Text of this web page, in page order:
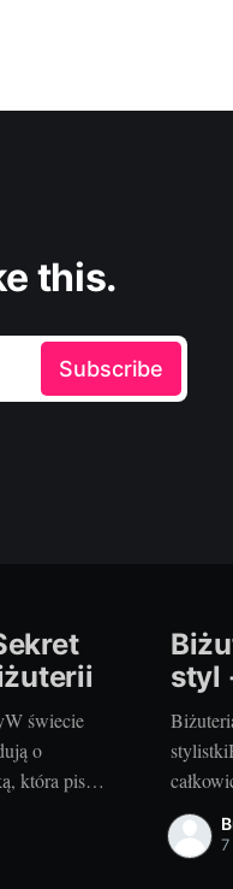
this.
Subscribe
świecie
o
która pisze
Nic
dobrana
styl
dodać
dobrze